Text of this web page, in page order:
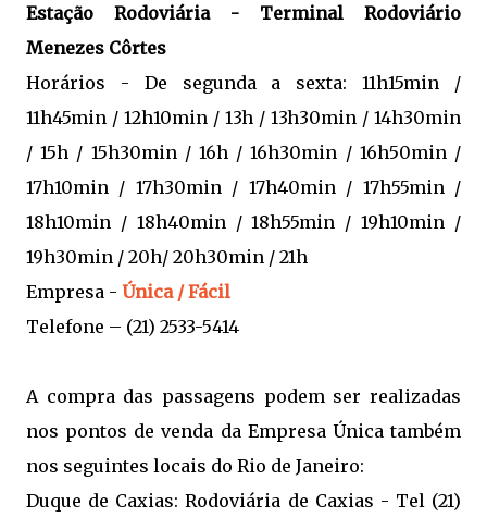
Estação Rodoviária - Terminal Rodoviário
Menezes Côrtes
Horários - De segunda a sexta: 11h15min /
11h45min / 12h10min / 13h / 13h30min / 14h30min
/ 15h / 15h30min / 16h / 16h30min / 16h50min /
17h10min / 17h30min / 17h40min / 17h55min /
18h10min / 18h40min / 18h55min / 19h10min /
19h30min / 20h/ 20h30min / 21h
Empresa - Única / Fácil
Telefone – (21) 2533-5414
A compra das passagens podem ser realizadas
nos pontos de venda da Empresa Única também
nos seguintes locais do Rio de Janeiro:
Duque de Caxias: Rodoviária de Caxias - Tel (21)